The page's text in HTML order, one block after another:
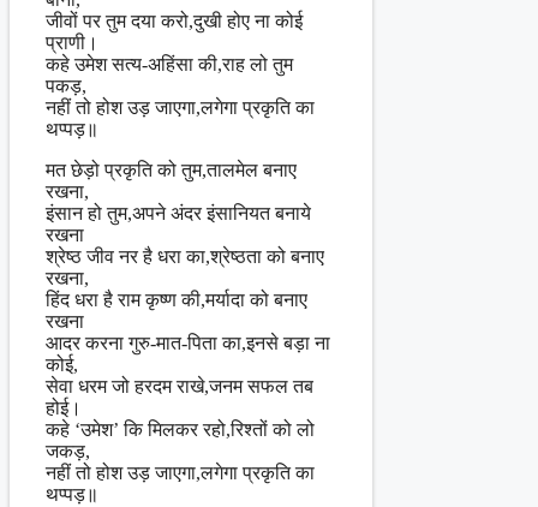
जीवों पर तुम दया करो,दुखी होए ना कोई
प्राणी।
कहे उमेश सत्य-अहिंसा की,राह लो तुम
पकड़,
नहीं तो होश उड़ जाएगा,लगेगा प्रकृति का
थप्पड़॥
मत छेड़ो प्रकृति को तुम,तालमेल बनाए
रखना,
इंसान हो तुम,अपने अंदर इंसानियत बनाये
रखना
श्रेष्ठ जीव नर है धरा का,श्रेष्ठता को बनाए
रखना,
हिंद धरा है राम कृष्ण की,मर्यादा को बनाए
रखना
आदर करना गुरु-मात-पिता का,इनसे बड़ा ना
कोई,
सेवा धरम जो हरदम राखे,जनम सफल तब
होई।
कहे ‘उमेश’ कि मिलकर रहो,रिश्तों को लो
जकड़,
नहीं तो होश उड़ जाएगा,लगेगा प्रकृति का
थप्पड़॥